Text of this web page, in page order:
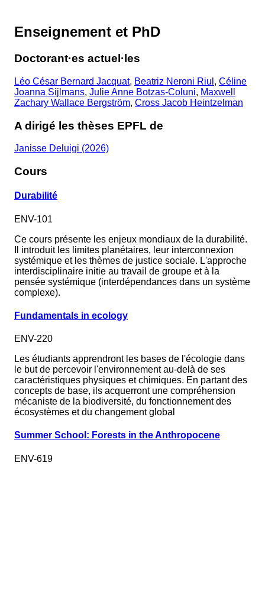
Enseignement et PhD
Doctorant·es actuel·les
Léo César Bernard Jacquat, Beatriz Neroni Riul , Céline
Joanna Sijlmans, Julie Anne Botzas-Coluni, Maxwell
Zachary Wallace Bergström, Cross Jacob Heintzelman
A dirigé les thèses EPFL de
Janisse Deluigi (2026)
Cours
Durabilité
ENV-101
Ce cours présente les enjeux mondiaux de la durabilité.
Il introduit les limites planétaires, leur interconnexion
systémique et les thèmes de justice sociale. L'approche
interdisciplinaire initie au travail de groupe et à la
pensée systémique (interdépendances dans un système
complexe).
Fundamentals in ecology
ENV-220
Les étudiants apprendront les bases de l'écologie dans
le but de percevoir l'environnement au-delà de ses
caractéristiques physiques et chimiques. En partant des
concepts de base, ils acquerront une compréhension
mécaniste de la biodiversité, du fonctionnement des
écosystèmes et du changement global
Summer School: Forests in the Anthropocene
ENV-619